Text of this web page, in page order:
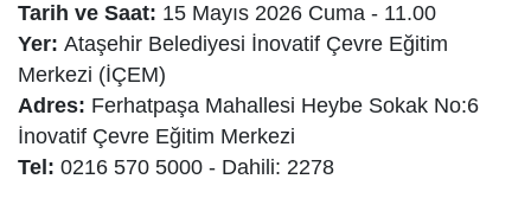
Tarih ve Saat: 15 Mayıs 2026 Cuma - 11.00
Yer: Ataşehir Belediyesi İnovatif Çevre Eğitim
Merkezi (İÇEM)
Adres: Ferhatpaşa Mahallesi Heybe Sokak No:6
İnovatif Çevre Eğitim Merkezi
Tel: 0216 570 5000 - Dahili: 2278